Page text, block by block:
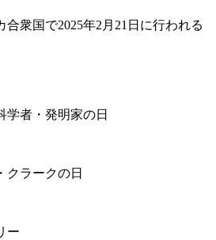
合衆国で2025年2月21日に行われる
学者・発明家の日
クラークの日
ー